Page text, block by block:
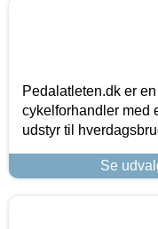
Pedalatleten.dk er
cykelforhandler med
udstyr til
Se